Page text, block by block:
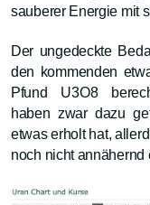
sauberer Energie mit
Der ungedeckte
den kommenden
Pfund U3O8
haben zwar dazu
etwas erholt hat,
noch nicht annähernd